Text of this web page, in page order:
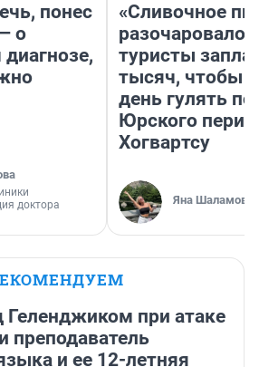
понес
о
доктора
«Сливочное
разочаровало»:
туристы
тысяч, чтобы
день гулять по
Юрского
Хогвартсу
Яна Шаламова
при атаке
преподаватель
и ее 12-летняя